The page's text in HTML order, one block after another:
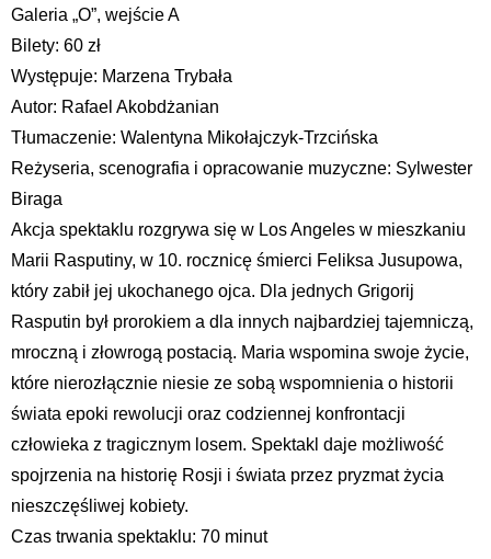
Galeria „O”, wejście A
Bilety: 60 zł
Występuje: Marzena Trybała
Autor: Rafael Akobdżanian
Tłumaczenie: Walentyna Mikołajczyk-Trzcińska
Reżyseria, scenografia i opracowanie muzyczne: Sylwester
Biraga
Akcja spektaklu rozgrywa się w Los Angeles w mieszkaniu
Marii Rasputiny, w 10. rocznicę śmierci Feliksa Jusupowa,
który zabił jej ukochanego ojca. Dla jednych Grigorij
Rasputin był prorokiem a dla innych najbardziej tajemniczą,
mroczną i złowrogą postacią. Maria wspomina swoje życie,
które nierozłącznie niesie ze sobą wspomnienia o historii
świata epoki rewolucji oraz codziennej konfrontacji
człowieka z tragicznym losem. Spektakl daje możliwość
spojrzenia na historię Rosji i świata przez pryzmat życia
nieszczęśliwej kobiety.
Czas trwania spektaklu: 70 minut